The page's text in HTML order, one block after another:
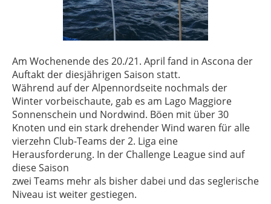
Am Wochenende des 20./21. April fand in Ascona der
Auftakt der diesjährigen Saison statt.
Während auf der Alpennordseite nochmals der
Winter vorbeischaute, gab es am Lago Maggiore
Sonnenschein und Nordwind. Böen mit über 30
Knoten und ein stark drehender Wind waren für alle
vierzehn Club-Teams der 2. Liga eine
Herausforderung. In der Challenge League sind auf
diese Saison
zwei Teams mehr als bisher dabei und das seglerische
Niveau ist weiter gestiegen.